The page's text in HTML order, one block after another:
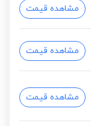
مشاهده قیمت
مشاهده قیمت
مشاهده قیمت